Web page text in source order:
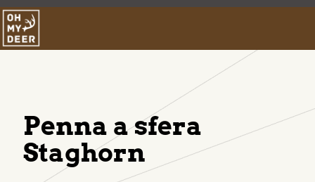
Penna a sfera
Staghorn